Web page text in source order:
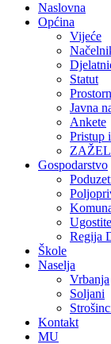
Naslovna
Općina
Vijeće
Statut
Javna
Ankete
Pristup
Gospodarstvo
Regija
Škole
Naselja
Vrbanja
Soljani
Kontakt
MU